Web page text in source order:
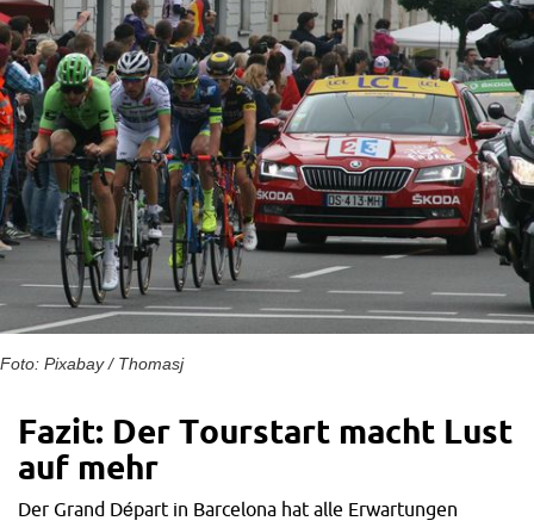
Foto: Pixabay / Thomasj
Fazit: Der Tourstart macht Lust
auf mehr
Der Grand Départ in Barcelona hat alle Erwartungen